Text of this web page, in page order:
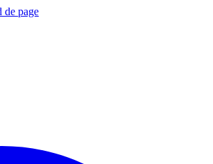
de page